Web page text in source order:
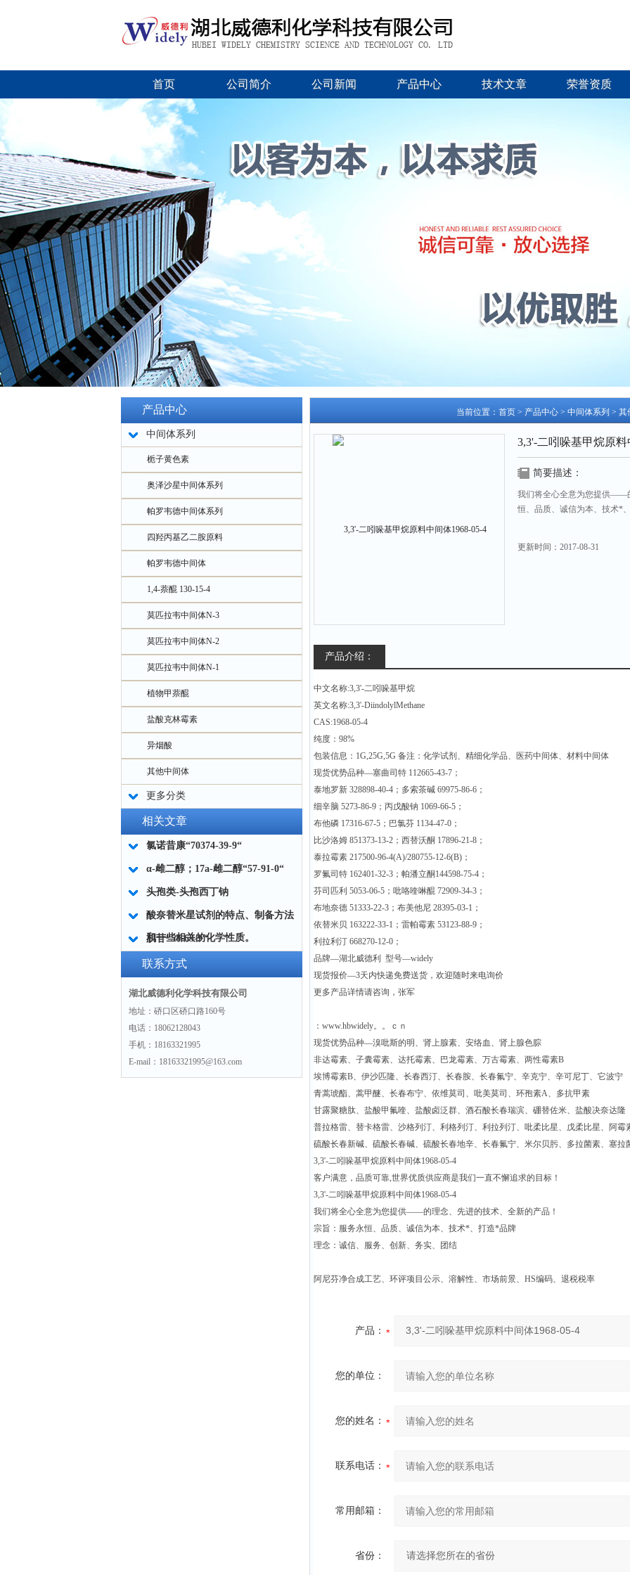
首页 公司简介 公司新闻 产品中心 技术文章 荣誉资质
产品中心
中间体系列
栀子黄色素
奥泽沙星中间体系列
帕罗韦德中间体系列
四羟丙基乙二胺原料
帕罗韦德中间体
1,4-萘醌 130-15-4
莫匹拉韦中间体N-3
莫匹拉韦中间体N-2
莫匹拉韦中间体N-1
植物甲萘醌
盐酸克林霉素
异烟酸
其他中间体
更多分类
相关文章
氯诺昔康“70374-39-9“
α-雌二醇；17a-雌二醇“57-91-0“
头孢类-头孢西丁钠
酸奈替米星试剂的特点、制备方法
和一些相关的化学性质。
肌苷“58-63-9“
联系方式
湖北威德利化学科技有限公司
地址：硚口区硚口路160号
电话：18062128043
手机：18163321995
E-mail：18163321995@163.com
当前位置： 首页 > 产品中心 > 中间体系列 > 其
3,3'-二吲哚基甲烷原料
简要描述：
我们将全心全意为您提供——
恒、品质、诚信为本、技术*
更新时间： 2017-08-31
产品介绍：
中文名称:3,3'-二吲哚基甲烷
英文名称:3,3'-DiindolylMethane
CAS:1968-05-4
纯度：98%
包装信息：1G,25G,5G 备注：化学试剂、精细化学品、医药中间体、材料中间体
现货优势品种—塞曲司特 112665-43-7；
泰地罗新 328898-40-4；多索茶碱 69975-86-6；
细辛脑 5273-86-9；丙戊酸钠 1069-66-5；
布他磷 17316-67-5；巴氯芬 1134-47-0；
比沙洛姆 851373-13-2；西替沃酮 17896-21-8；
泰拉霉素 217500-96-4(A)/280755-12-6(B)；
罗氟司特 162401-32-3；帕潘立酮144598-75-4；
芬司匹利 5053-06-5；吡咯喹啉醌 72909-34-3；
布地奈德 51333-22-3；布美他尼 28395-03-1；
依替米贝 163222-33-1；雷帕霉素 53123-88-9；
利拉利汀 668270-12-0；
品牌—湖北威德利 型号—widely
现货报价—3天内快递免费送货，欢迎随时来电询价
更多产品详情请咨询，张军
：www.hbwidely。。ｃｎ
现货优势品种—溴吡斯的明、肾上腺素、安络血、肾上腺色腙
非达霉素、子囊霉素、达托霉素、巴龙霉素、万古霉素、两性霉素B
埃博霉素B、伊沙匹隆、长春西汀、长春胺、长春氟宁、辛克宁、辛可尼丁、它波宁
青蒿琥酯、蒿甲醚、长春布宁、依维莫司、吡美莫司、环孢素A、多抗甲素
甘露聚糖肽、盐酸甲氟喹、盐酸卤泛群、酒石酸长春瑞滨、硼替佐米、盐酸决奈达隆
普拉格雷、替卡格雷、沙格列汀、利格列汀、利拉列汀、吡柔比星、戊柔比星、阿霉
硫酸长春新碱、硫酸长春碱、硫酸长春地辛、长春氟宁、米尔贝肟、多拉菌素、塞拉
3,3'-二吲哚基甲烷原料中间体1968-05-4
客户满意，品质可靠,世界优质供应商是我们一直不懈追求的目标！
3,3'-二吲哚基甲烷原料中间体1968-05-4
我们将全心全意为您提供——的理念、先进的技术、全新的产品！
宗旨：服务永恒、品质、诚信为本、技术*、打造*品牌
理念：诚信、服务、创新、务实、团结
阿尼芬净合成工艺、环评项目公示、溶解性、市场前景、HS编码、退税税率
产品：
您的单位：
您的姓名：
联系电话：
常用邮箱：
省份：